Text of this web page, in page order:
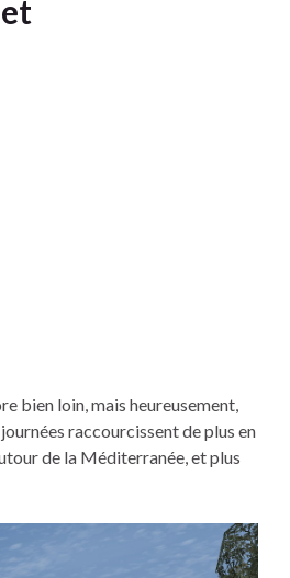
bien loin, mais heureusement,
raccourcissent de plus en
de la Méditerranée, et plus